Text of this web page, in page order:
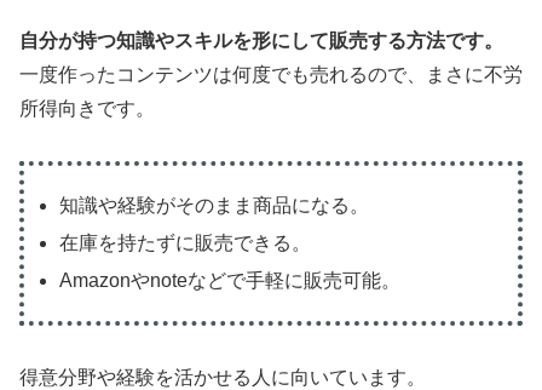
自分が持つ知識やスキルを形にして販売する方法です。
一度作ったコンテンツは何度でも売れるので、まさに不労
所得向きです。
知識や経験がそのまま商品になる。
在庫を持たずに販売できる。
Amazonやnoteなどで手軽に販売可能。
得意分野や経験を活かせる人に向いています。